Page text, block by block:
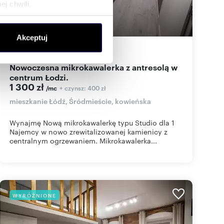
chwili.
społecznościowym,
od Ciebie lub
Akceptuj
15m 1 87zł/m
Nowoczesna mikrokawalerka z antresolą w
centrum Łodzi.
1 300 zł /mc + czynsz: 400 zł
mieszkanie Łódź, Śródmieście, kowieńska
Wynajmę Nową mikrokawalerkę typu Studio dla 1
Najemcy w nowo zrewitalizowanej kamienicy z
centralnym ogrzewaniem. Mikrokawalerka...
WYRÓŻNIONE